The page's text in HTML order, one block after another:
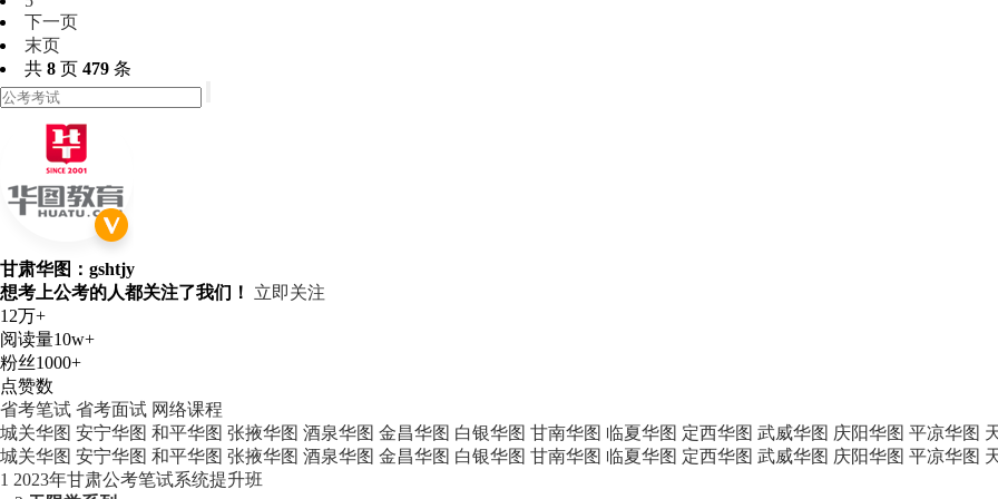
下一页
末页
共 8 页 479 条
甘肃华图：gshtjy
想考上公考的人都关注了我们！ 立即关注
12万+
阅读量10w+
粉丝1000+
点赞数
省考笔试 省考面试 网络课程
城关华图 安宁华图 和平华图 张掖华图 酒泉华图 金昌华图 白银华图 甘南华图 临夏华图 定西华图 武威华图 庆阳华图 平凉华图
城关华图 安宁华图 和平华图 张掖华图 酒泉华图 金昌华图 白银华图 甘南华图 临夏华图 定西华图 武威华图 庆阳华图 平凉华图
1 2023年甘肃公考笔试系统提升班